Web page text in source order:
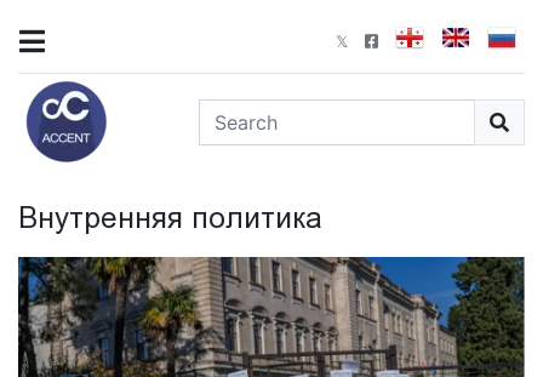
Внутренняя политика